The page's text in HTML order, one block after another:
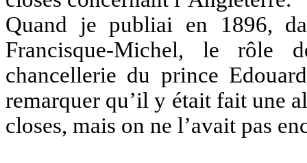
Quand je publiai en 1896,
Francisque-Michel, le rôle
chancellerie du prince
remarquer qu’il y était fait une
closes, mais on ne l’avait pas